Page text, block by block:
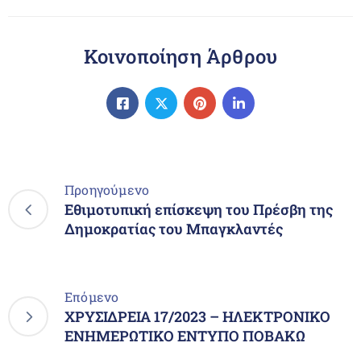
Κοινοποίηση Άρθρου
Προηγούμενο
Εθιμοτυπική επίσκεψη του Πρέσβη της
Δημοκρατίας του Μπαγκλαντές
Επόμενο
ΧΡΥΣΙΔΡΕΙΑ 17/2023 – ΗΛΕΚΤΡΟΝΙΚΟ
ΕΝΗΜΕΡΩΤΙΚΟ ΕΝΤΥΠΟ ΠΟΒΑΚΩ